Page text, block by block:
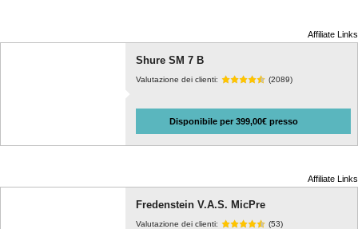
Affiliate Links
Shure SM 7 B
Valutazione dei clienti: (2089)
Disponibile per 399,00€ presso
Affiliate Links
Fredenstein V.A.S. MicPre
Valutazione dei clienti: (53)